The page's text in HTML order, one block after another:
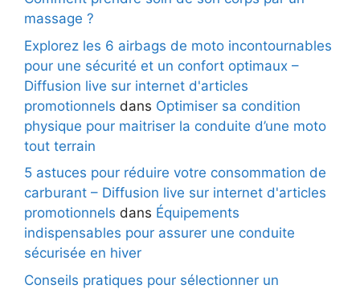
massage ?
Explorez les 6 airbags de moto incontournables
pour une sécurité et un confort optimaux –
Diffusion live sur internet d'articles
promotionnels dans Optimiser sa condition
physique pour maitriser la conduite d’une moto
tout terrain
5 astuces pour réduire votre consommation de
carburant – Diffusion live sur internet d'articles
promotionnels dans Équipements
indispensables pour assurer une conduite
sécurisée en hiver
Conseils pratiques pour sélectionner un